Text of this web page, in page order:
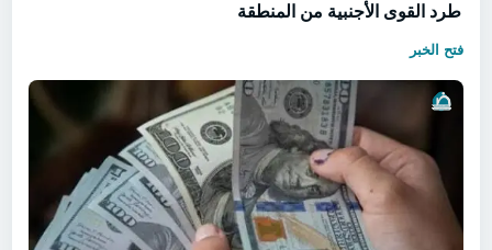
طرد القوى الأجنبية من المنطقة
فتح الخبر